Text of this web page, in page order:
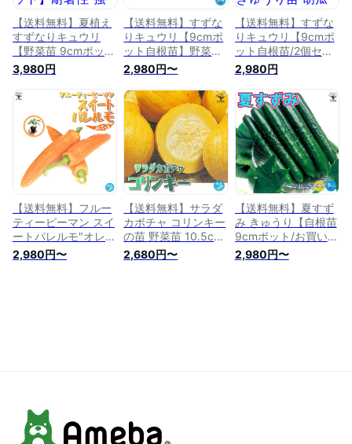
【送料無料】夏植え
すずなりキュウリ
【野菜苗 9cmポット
実生苗/お買い得4個
セット】耐暑性 強健
品種 キュウリ苗 き
ゅうり苗 胡瓜苗 家
庭菜園 ガーデニング
ベランダ 簡単栽培
露地栽培 ハウス栽培
鉢植え 庭植え プラ
ンター 人気 品種
3,980円
【送料無料】すずな
りキュウリ【9cmポ
ット自根苗】野菜苗
キュウリ苗 きゅうり
苗 胡瓜苗 ベランダ
露地栽培 ハウス栽培
人気 定番 品種 レシ
ピ 多収穫 摘心なし
2,980円〜
【送料無料】すずな
りキュウリ【9cmポ
ット自根苗/2個セッ
ト】野菜苗 キュウリ
苗 きゅうり苗 胡瓜
苗 ベランダ 露地栽
培 ハウス栽培 人気
定番 品種 料理 レシ
ピ 多収穫 摘心なし
2,980円
【送料無料】フルー
ティーピーマン スイ
ートパレルモ"オレン
ジ"の苗 野菜苗
10.5cmポット自根苗
2,980円〜
【送料無料】サラダ
カボチャ コリンキー
の苗 野菜苗 10.5cm
ポット自根苗 カボチ
ャ苗 かぼちゃの苗
2,680円〜
【送料無料】夏すず
み きゅうり【自根苗
9cmポット/お買い得
8個セット】野菜苗
キュウリ苗 きゅうり
2,980円〜